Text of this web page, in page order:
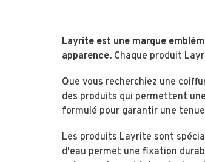
Layrite est une marque
apparence. Chaque produit
Que vous recherchiez une
des produits qui permettent
formulé pour garantir une
Les produits Layrite sont
d'eau permet une fixation